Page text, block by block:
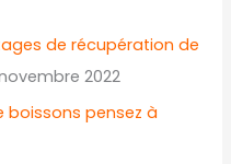
de récupération de
novembre 2022
boissons pensez à